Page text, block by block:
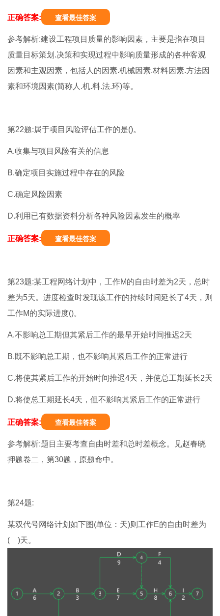
正确答案: 查看最佳答案
参考解析:建设工程项目质量的影响因素，主要是指在项目
质量目标策划.决策和实现过程中影响质量形成的各种客观
因素和主观因素，包括人的因素.机械因素.材料因素.方法因
素和环境因素(简称人.机.料.法.环)等。
第22题:属于项目风险评估工作的是()。
A.收集与项目风险有关的信息
B.确定项目实施过程中存在的风险
C.确定风险因素
D.利用已有数据资料分析各种风险因素发生的概率
正确答案: 查看最佳答案
第23题:某工程网络计划中，工作M的自由时差为2天，总时
差为5天。进度检查时发现该工作的持续时间延长了4天，则
工作M的实际进度()。
A.不影响总工期但其紧后工作的最早开始时间推迟2天
B.既不影响总工期，也不影响其紧后工作的正常进行
C.将使其紧后工作的开始时间推迟4天，并使总工期延长2天
D.将使总工期延长4天，但不影响其紧后工作的正常进行
正确答案: 查看最佳答案
参考解析:题目主要考查自由时差和总时差概念。见赵春晓
押题卷二，第30题，原题命中。
第24题:
某双代号网络计划如下图(单位：天)则工作E的自由时差为
( )天。